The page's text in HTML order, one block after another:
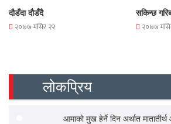
दौडँदा दौडँदै
२०७७ मंसिर २२
सकिन्छ
२०७७
लोकप्रिय
आमाको मुख हेर्ने दिन अर्थात